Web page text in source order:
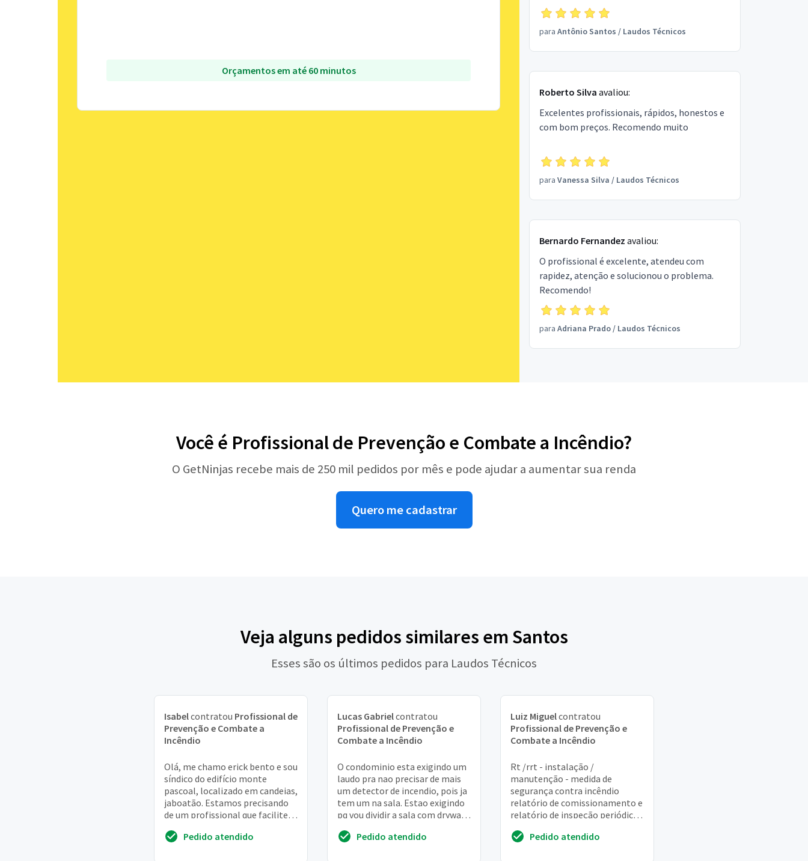
Orçamentos em até 60 minutos
para Antônio Santos / Laudos Técnicos
Roberto Silva avaliou:
Excelentes profissionais, rápidos, honestos e
com bom preços. Recomendo muito
para Vanessa Silva / Laudos Técnicos
Bernardo Fernandez avaliou:
O profissional é excelente, atendeu com
rapidez, atenção e solucionou o problema.
Recomendo!
para Adriana Prado/ Laudos Técnicos
Você é Profissional de Prevenção e Combate a Incêndio?
O GetNinjas recebe mais de 250 mil pedidos por mês e pode ajudar a aumentar sua renda
Quero me cadastrar
Veja alguns pedidos similares em Santos
Esses são os últimos pedidos para Laudos Técnicos
Isabelcontratou Profissional de
Prevenção e Combate a
Incêndio
Olá, me chamo erick bento e sou
síndico do edifício monte
pascoal, localizado em candeias,
jaboatão. Estamos precisando
de um profissional que facilite a
b...
Pedido atendido
Lucas Gabrielcontratou
Profissional de Prevenção e
Combate a Incêndio
O condominio esta exigindo um
laudo pra nao precisar de mais
um detector de incendio, pois ja
tem um na sala. Estao exigindo
pq vou dividir a sala com drywall
Pedido atendido
Luiz Miguelcontratou
Profissional de Prevenção e
Combate a Incêndio
Rt /rrt - instalação /
manutenção - medida de
segurança contra incêndio
relatório de comissionamento e
relatório de inspeção periódica
Relatório de insp...
Pedido atendido